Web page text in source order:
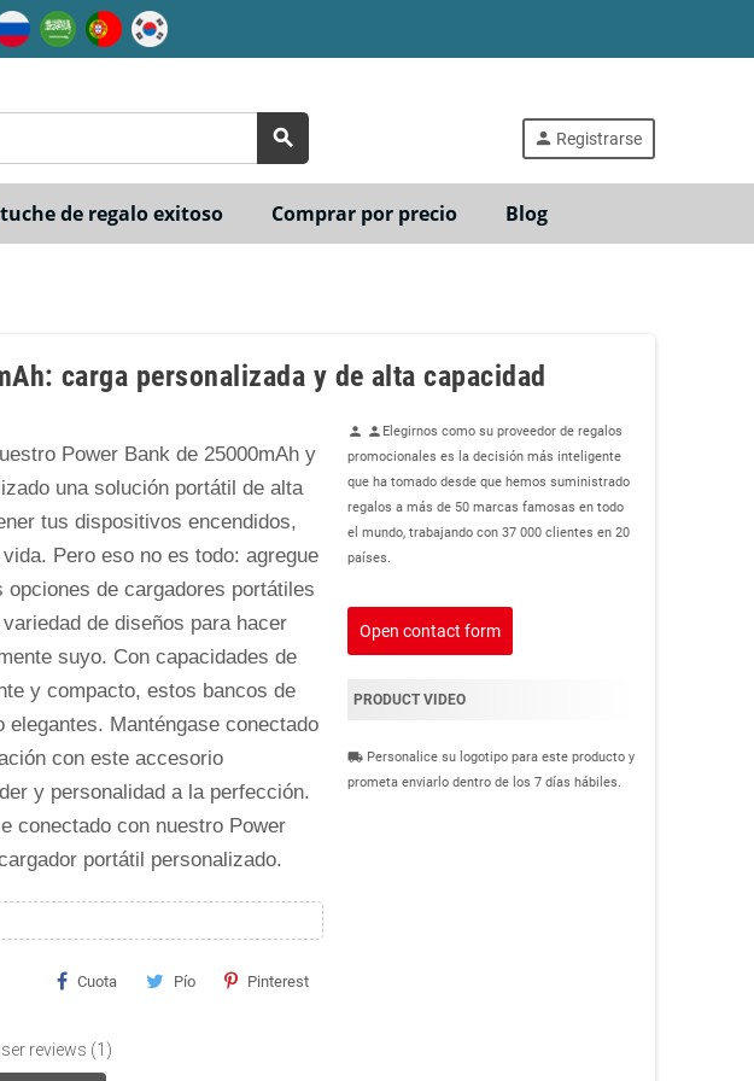
search person Registrarse
de regalo exitoso Comprar por precio Blog
carga personalizada y de alta capacidad
Power Bank de 25000mAh y
una solución portátil de alta
tus dispositivos encendidos,
Pero eso no es todo: agregue
de cargadores portátiles
de diseños para hacer
suyo. Con capacidades de
y compacto, estos bancos de
Manténgase conectado
con este accesorio
y personalidad a la perfección.
conectado con nuestro Power
portátil personalizado.
Cuota Pío Pinterest
reviews (1)
person personElegirnos como su proveedor de regalos
promocionales es la decisión más inteligente
que ha tomado desde que hemos suministrado
regalos a más de 50 marcas famosas en todo
el mundo, trabajando con 37 000 clientes en 20
países.
Open contact form
PRODUCT VIDEO
local_shipping Personalice su logotipo para este producto y
prometa enviarlo dentro de los 7 días hábiles.